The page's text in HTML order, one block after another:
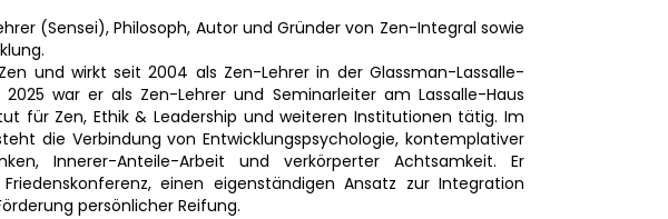
(Sensei), Philosoph, Autor und Gründer von Zen-Integral sowie
und wirkt seit 2004 als Zen-Lehrer in der Glassman-Lassalle-
2025 war er als Zen-Lehrer und Seminarleiter am Lassalle-Haus
für Zen, Ethik & Leadership und weiteren Institutionen tätig. Im
die Verbindung von Entwicklungspsychologie, kontemplativer
Innerer-Anteile-Arbeit und verkörperter Achtsamkeit. Er
einen eigenständigen Ansatz zur Integration
persönlicher Reifung.